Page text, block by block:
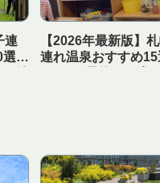
連
｜
【2026年最新版】
連れ温泉おすすめ